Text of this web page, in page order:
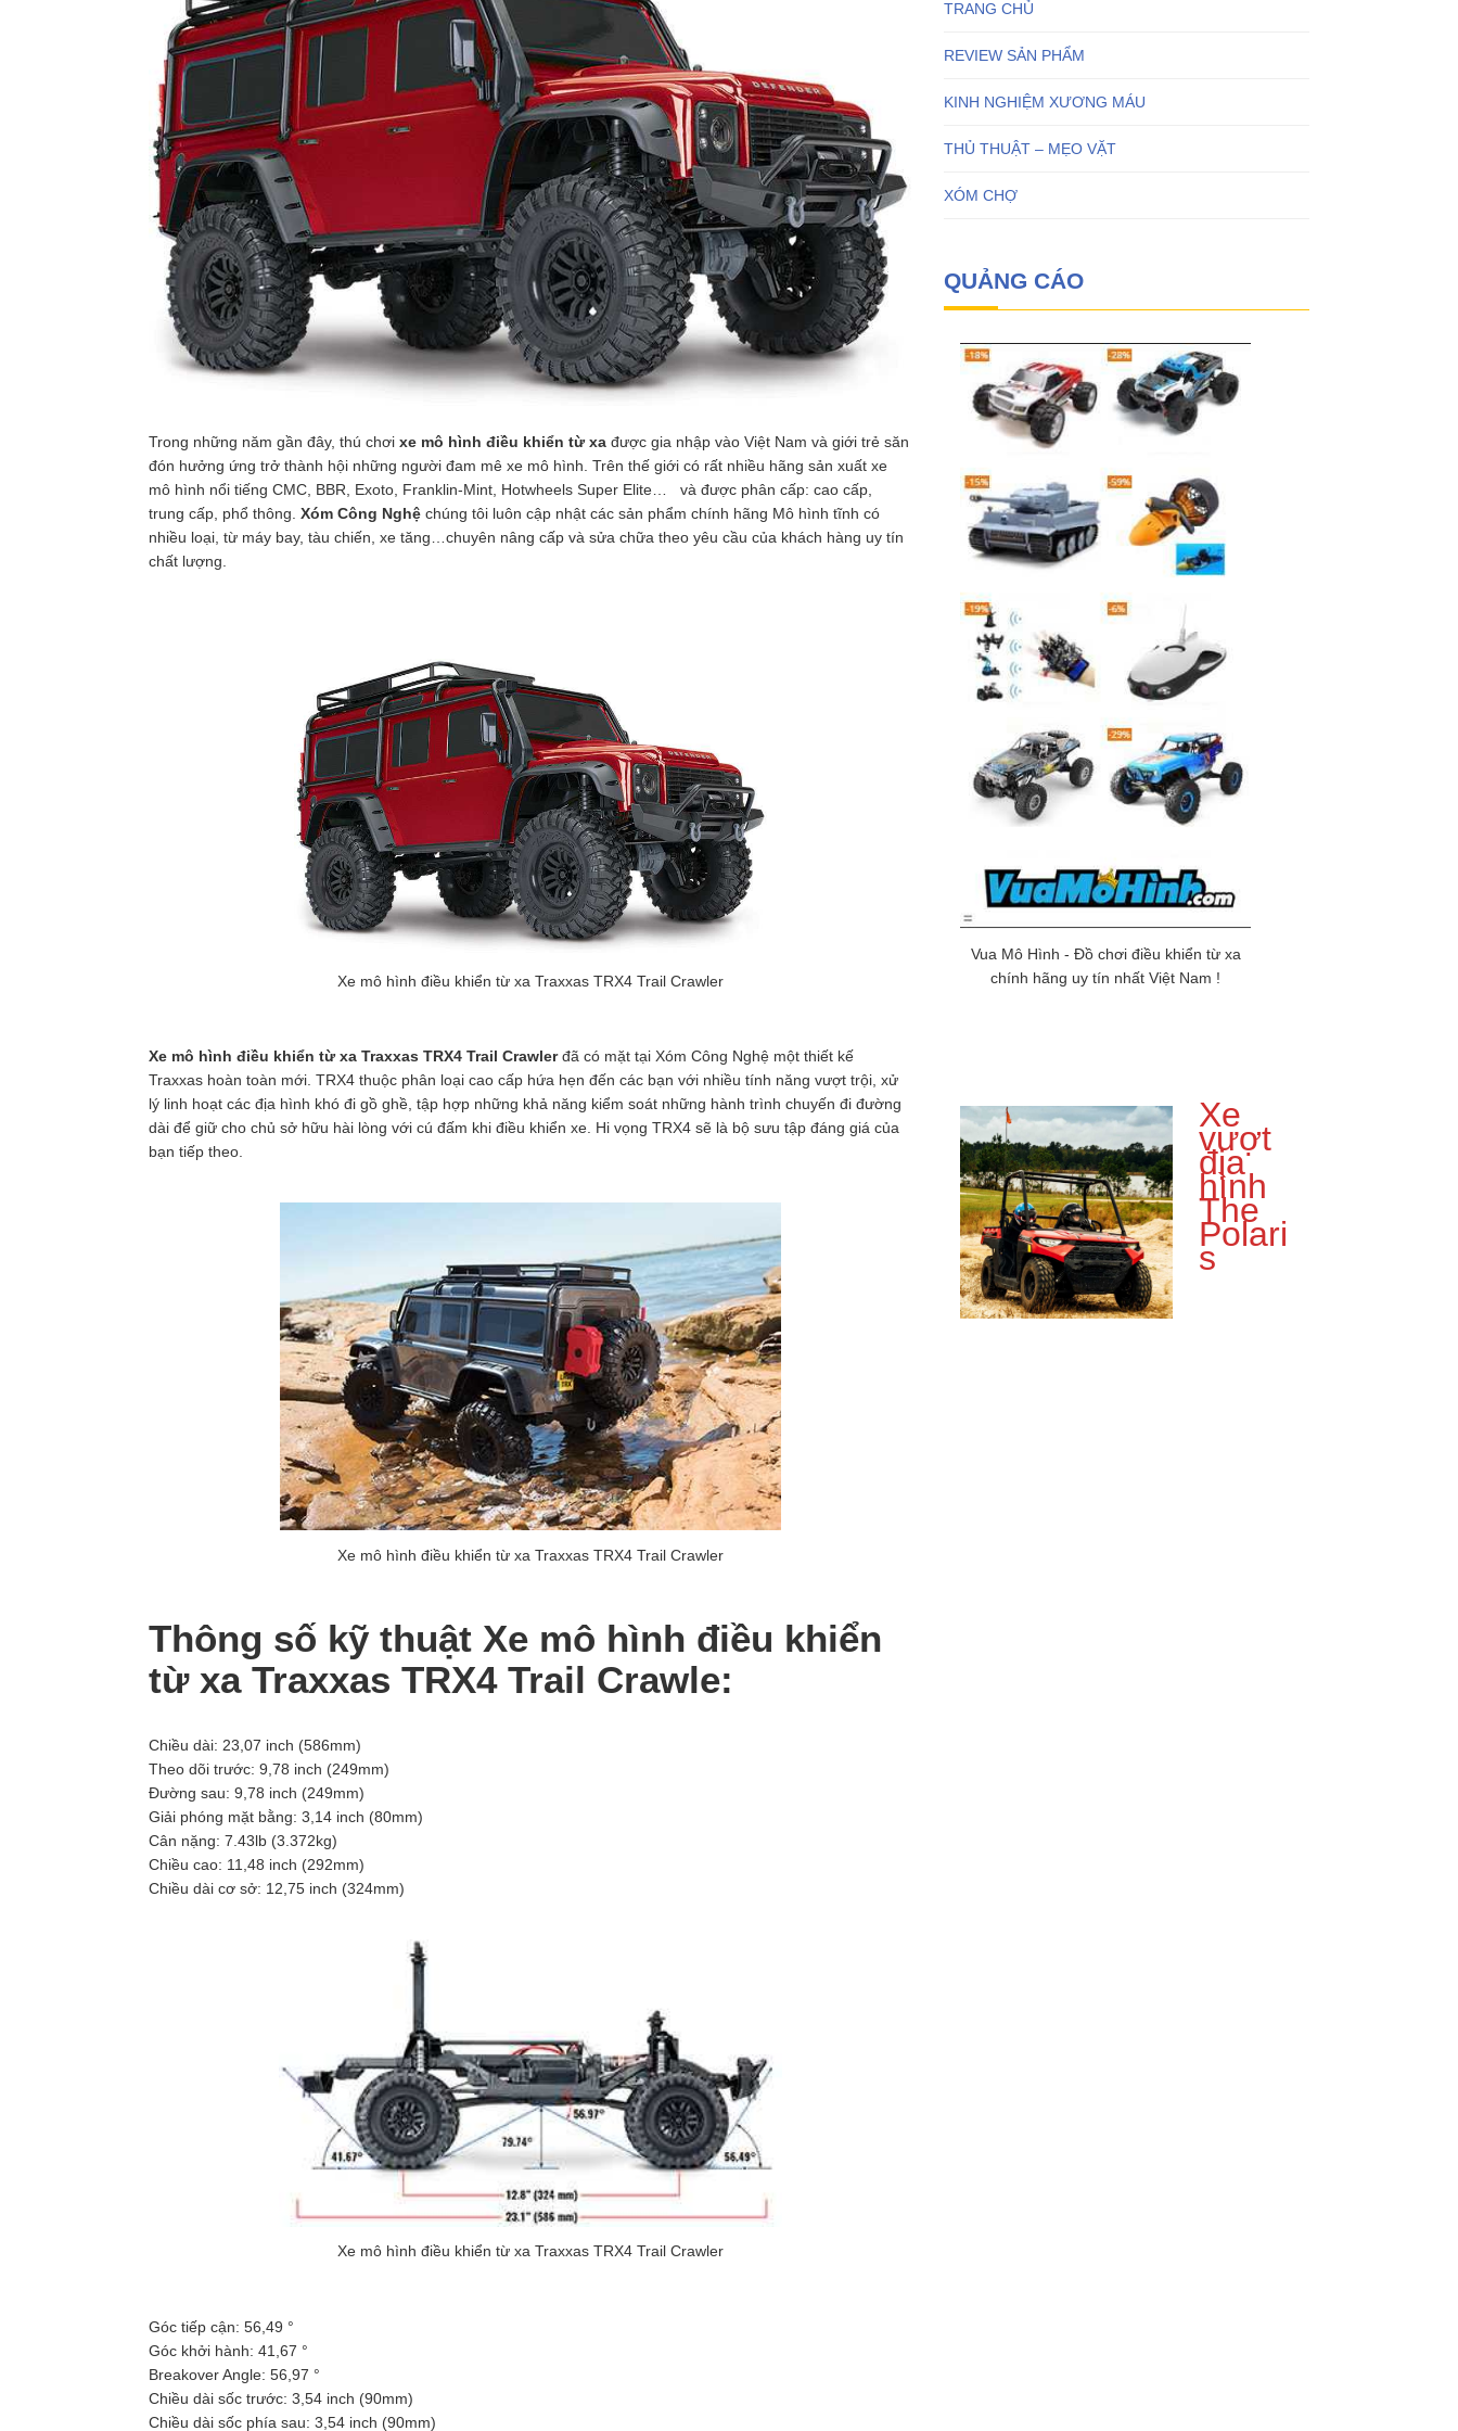
điều
khiển
từ
xa
Trail
Crawler
thế
hệ
mới
Trong những năm gần đây, thú chơi xe mô hình điều khiển từ xa được gia nhập vào Việt Nam và giới trẻ săn
đón hưởng ứng trở thành hội những người đam mê xe mô hình. Trên thế giới có rất nhiều hãng sản xuất xe
mô hình nổi tiếng CMC, BBR, Exoto, Franklin-Mint, Hotwheels Super Elite… và được phân cấp: cao cấp,
trung cấp, phổ thông. Xóm Công Nghệ chúng tôi luôn cập nhật các sản phẩm chính hãng Mô hình tĩnh có
nhiều loại, từ máy bay, tàu chiến, xe tăng…chuyên nâng cấp và sửa chữa theo yêu cầu của khách hàng uy tín
chất lượng.
Xe mô hình điều khiển từ xa Traxxas TRX4 Trail Crawler
Xe mô hình điều khiển từ xa Traxxas TRX4 Trail Crawlerđã có mặt tại Xóm Công Nghệ một thiết kế
Traxxas hoàn toàn mới. TRX4 thuộc phân loại cao cấp hứa hẹn đến các bạn với nhiều tính năng vượt trội, xử
lý linh hoạt các địa hình khó đi gồ ghề, tập hợp những khả năng kiểm soát những hành trình chuyến đi đường
dài để giữ cho chủ sở hữu hài lòng với cú đấm khi điều khiển xe. Hi vọng TRX4 sẽ là bộ sưu tập đáng giá của
bạn tiếp theo.
Xe mô hình điều khiển từ xa Traxxas TRX4 Trail Crawler
Thông số kỹ thuật Xe mô hình điều khiển
từ xa Traxxas TRX4 Trail Crawle:
Chiều dài: 23,07 inch (586mm)
Theo dõi trước: 9,78 inch (249mm)
Đường sau: 9,78 inch (249mm)
Giải phóng mặt bằng: 3,14 inch (80mm)
Cân nặng: 7.43lb (3.372kg)
Chiều cao: 11,48 inch (292mm)
Chiều dài cơ sở: 12,75 inch (324mm)
Xe mô hình điều khiển từ xa Traxxas TRX4 Trail Crawler
Góc tiếp cận: 56,49 °
Góc khởi hành: 41,67 °
Breakover Angle: 56,97 °
Chiều dài sốc trước: 3,54 inch (90mm)
Chiều dài sốc phía sau: 3,54 inch (90mm)
TRANG CHỦ
REVIEW SẢN PHẨM
KINH NGHIỆM XƯƠNG MÁU
THỦ THUẬT – MẸO VẶT
XÓM CHỢ
QUẢNG CÁO
Vua Mô Hình - Đồ chơi điều khiển từ xa
chính hãng uy tín nhất Việt Nam !
Xe
vượt
địa
hình
The
Polari
s